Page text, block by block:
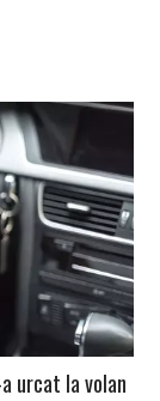
urcat la volan